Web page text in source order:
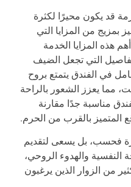
يكون محيرًا لكثرة
من المزايا التي
المزايا الخدمة
التي تجعل الضيف
الفندق يتمتع بروح
يعزز الشعور بالراحة
جدًا مقارنة
بالقرب من الحرم.
بل يسعى لتقديم
والهدوء الروحي،
الزوار الذين يرغبون